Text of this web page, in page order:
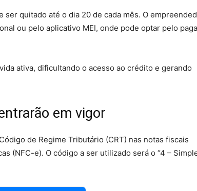
ser quitado até o dia 20 de cada mês. O
ou pelo aplicativo MEI, onde pode optar pelo
ativa, dificultando o acesso ao crédito e gerando
em vigor
de Regime Tributário (CRT) nas notas fiscais
(NFC-e). O código a ser utilizado será o “4 –